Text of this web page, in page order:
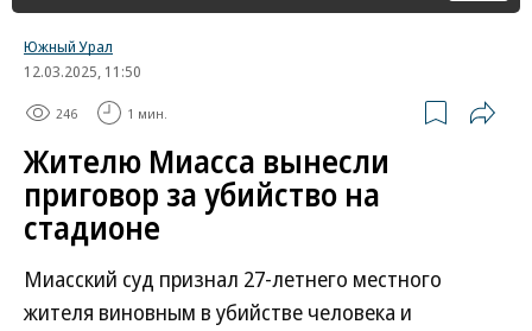
Южный Урал
12.03.2025, 11:50
246 1 мин.
Жителю Миасса вынесли
приговор за убийство на
стадионе
Миасский суд признал 27-летнего местного
жителя виновным в убийстве человека и